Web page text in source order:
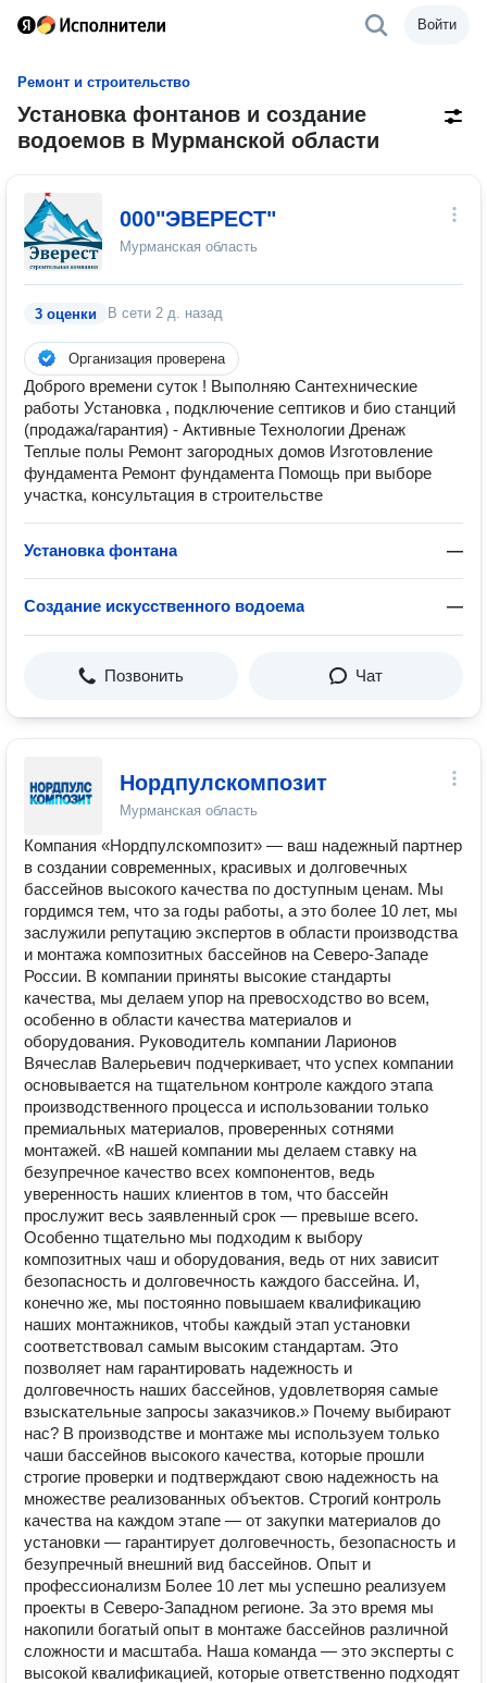
Войти
Ремонт и строительство
Установка фонтанов и создание
водоемов в Мурманской области
000"ЭВЕРЕСТ"
Мурманская область
3 оценки В сети 2 д. назад
Организация проверена
Доброго времени суток ! Выполняю Сантехнические
работы Установка , подключение септиков и био станций
(продажа/гарантия) - Активные Технологии Дренаж
Теплые полы Ремонт загородных домов Изготовление
фундамента Ремонт фундамента Помощь при выборе
участка, консультация в строительстве
Установка фонтана —
Создание искусственного водоема —
Позвонить Чат
Нордпулскомпозит
Мурманская область
Компания «Нордпулскомпозит» — ваш надежный партнер
в создании современных, красивых и долговечных
бассейнов высокого качества по доступным ценам. Мы
гордимся тем, что за годы работы, а это более 10 лет, мы
заслужили репутацию экспертов в области производства
и монтажа композитных бассейнов на Северо-Западе
России. В компании приняты высокие стандарты
качества, мы делаем упор на превосходство во всем,
особенно в области качества материалов и
оборудования. Руководитель компании Ларионов
Вячеслав Валерьевич подчеркивает, что успех компании
основывается на тщательном контроле каждого этапа
производственного процесса и использовании только
премиальных материалов, проверенных сотнями
монтажей. «В нашей компании мы делаем ставку на
безупречное качество всех компонентов, ведь
уверенность наших клиентов в том, что бассейн
прослужит весь заявленный срок — превыше всего.
Особенно тщательно мы подходим к выбору
композитных чаш и оборудования, ведь от них зависит
безопасность и долговечность каждого бассейна. И,
конечно же, мы постоянно повышаем квалификацию
наших монтажников, чтобы каждый этап установки
соответствовал самым высоким стандартам. Это
позволяет нам гарантировать надежность и
долговечность наших бассейнов, удовлетворяя самые
взыскательные запросы заказчиков.» Почему выбирают
нас? В производстве и монтаже мы используем только
чаши бассейнов высокого качества, которые прошли
строгие проверки и подтверждают свою надежность на
множестве реализованных объектов. Строгий контроль
качества на каждом этапе — от закупки материалов до
установки — гарантирует долговечность, безопасность и
безупречный внешний вид бассейнов. Опыт и
профессионализм Более 10 лет мы успешно реализуем
проекты в Северо-Западном регионе. За это время мы
накопили богатый опыт в монтаже бассейнов различной
сложности и масштаба. Наша команда — это эксперты с
высокой квалификацией, которые ответственно подходят